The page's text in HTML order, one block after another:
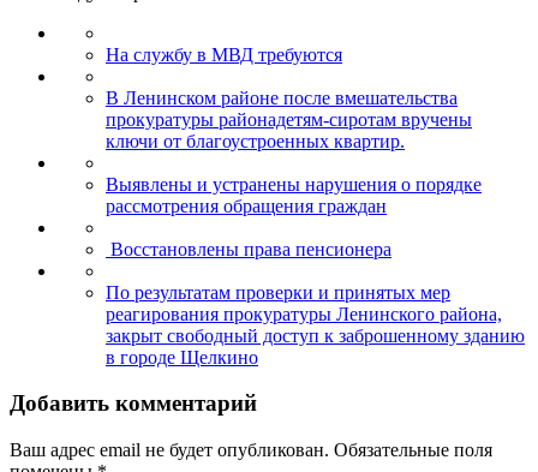
На службу в МВД требуются
В Ленинском районе после вмешательства
прокуратуры районадетям-сиротам вручены
ключи от благоустроенных квартир.
Выявлены и устранены нарушения о порядке
рассмотрения обращения граждан
Восстановлены права пенсионера
По результатам проверки и принятых мер
реагирования прокуратуры Ленинского района,
закрыт свободный доступ к заброшенному зданию
в городе Щелкино
Добавить комментарий
Ваш адрес email не будет опубликован. Обязательные поля